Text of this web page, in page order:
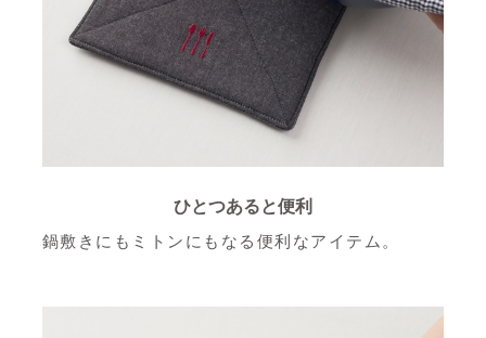
ひとつあると便利
鍋敷きにもミトンにもなる便利なアイテム。